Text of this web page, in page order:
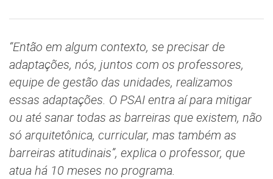
“Então em algum contexto, se precisar de
adaptações, nós, juntos com os professores,
equipe de gestão das unidades, realizamos
essas adaptações. O PSAI entra aí para mitigar
ou até sanar todas as barreiras que existem, não
só arquitetônica, curricular, mas também as
barreiras atitudinais”, explica o professor, que
atua há 10 meses no programa.